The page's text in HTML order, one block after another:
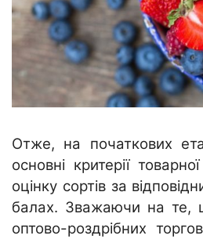
Отже, на початкових
основні критерії
оцінку сортів за
балах. Зважаючи на те,
оптово-роздрібних